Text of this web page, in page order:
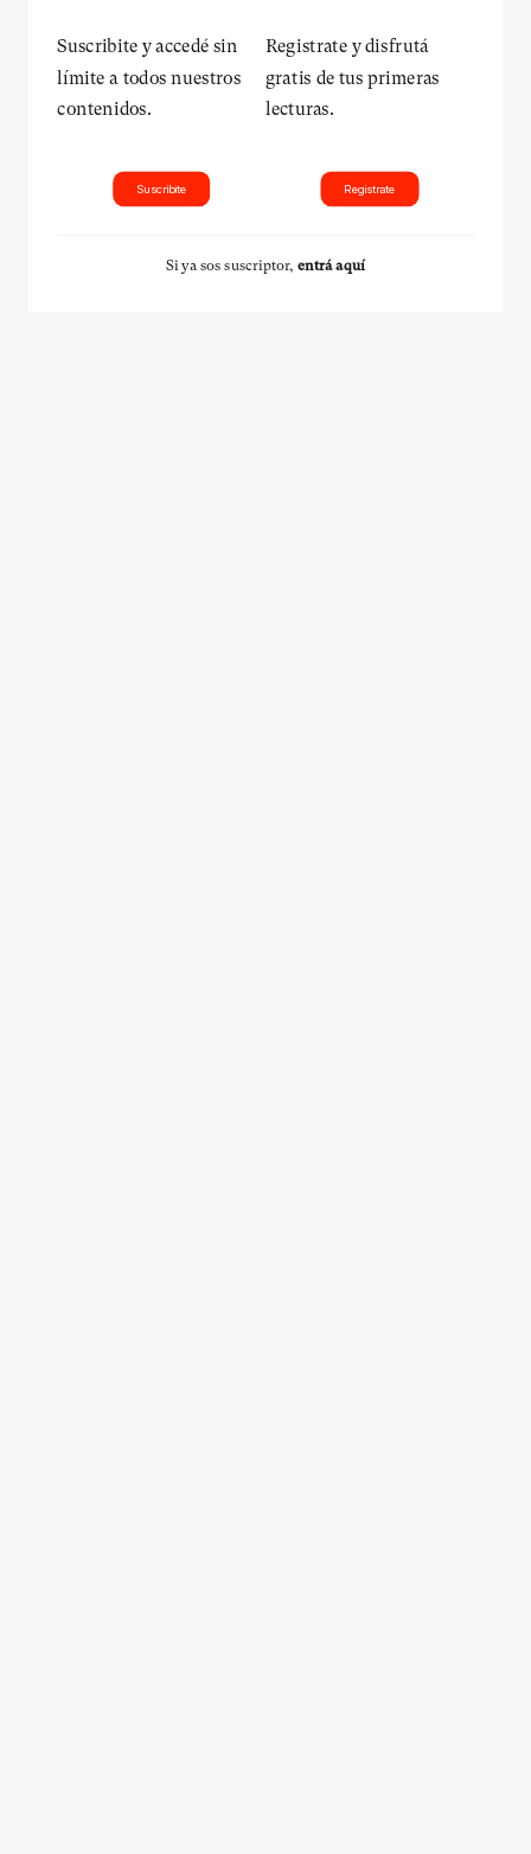
Suscribite y accedé sin
límite a todos nuestros
contenidos.
Suscribite
Registrate y disfrutá
gratis de tus primeras
lecturas.
Registrate
Si ya sos suscriptor, entrá aquí